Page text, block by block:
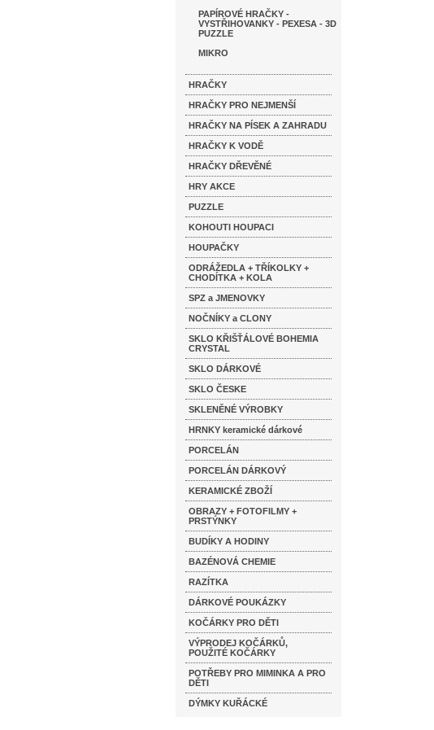
PAPÍROVÉ HRAČKY -
VYSTŘIHOVANKY - PEXESA - 3D
PUZZLE
MIKRO
HRAČKY
HRAČKY PRO NEJMENŠÍ
HRAČKY NA PÍSEK A ZAHRADU
HRAČKY K VODĚ
HRAČKY DŘEVĚNÉ
HRY AKCE
PUZZLE
KOHOUTI HOUPACI
HOUPAČKY
ODRÁŽEDLA + TŘÍKOLKY +
CHODÍTKA + KOLA
SPZ a JMENOVKY
NOČNÍKY a CLONY
SKLO KŘIŠŤÁLOVÉ BOHEMIA
CRYSTAL
SKLO DÁRKOVÉ
SKLO ČESKE
SKLENĚNÉ VÝROBKY
HRNKY keramické dárkové
PORCELÁN
PORCELÁN DÁRKOVÝ
KERAMICKÉ ZBOŽÍ
OBRAZY + FOTOFILMY +
PRSTÝNKY
BUDÍKY A HODINY
BAZÉNOVÁ CHEMIE
RAZÍTKA
DÁRKOVÉ POUKÁZKY
KOČÁRKY PRO DĚTI
VÝPRODEJ KOČÁRKŮ,
POUŽITÉ KOČÁRKY
POTŘEBY PRO MIMINKA A PRO
DĚTI
DÝMKY KUŘÁCKÉ